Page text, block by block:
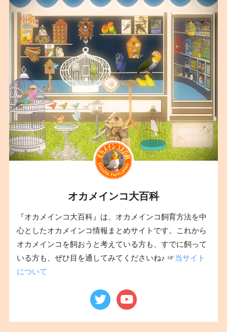
オカメインコ大百科
『オカメインコ大百科』は、オカメインコ飼育方法を中
心としたオカメインコ情報まとめサイトです。これから
オカメインコを飼おうと考えている方も、すでに飼って
いる方も、ぜひ目を通してみてくださいね♪ ☞当サイト
について